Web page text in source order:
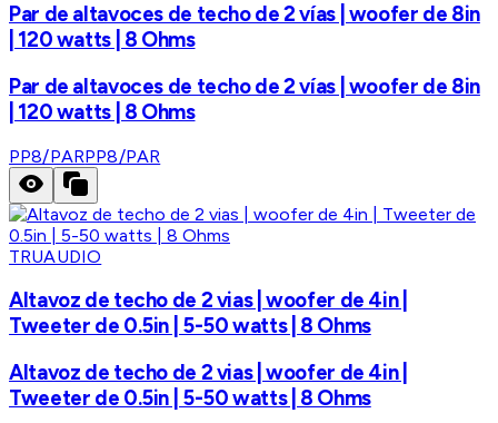
Par de altavoces de techo de 2 vías | woofer de 8in
| 120 watts | 8 Ohms
Par de altavoces de techo de 2 vías | woofer de 8in
| 120 watts | 8 Ohms
PP8/PARPP8/PAR
TRUAUDIO
Altavoz de techo de 2 vias | woofer de 4in |
Tweeter de 0.5in | 5-50 watts | 8 Ohms
Altavoz de techo de 2 vias | woofer de 4in |
Tweeter de 0.5in | 5-50 watts | 8 Ohms